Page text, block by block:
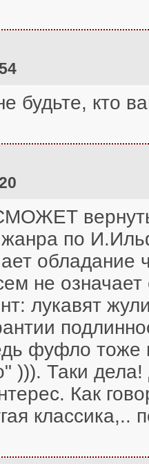
будьте, кто
жанра по
обладание
не
лукавят
фуфло тоже
))). Таки
Как
классика,..